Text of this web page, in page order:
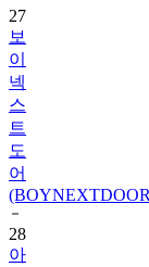
27
보
이
넥
스
트
도
어
28
아